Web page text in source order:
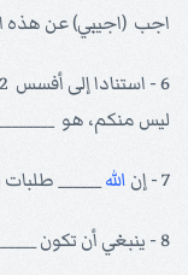
اجب (اجيبي) عن هذه
ليس منكم، هو
7 - إن الله______ طلبات
8 - ينبغي أن تكون ________ باسم الرب __________